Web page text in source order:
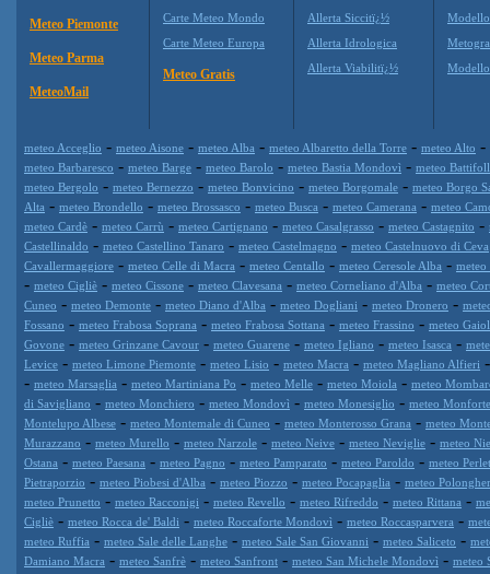
Meteo Piemonte
Meteo Parma
MeteoMail
Carte Meteo Mondo
Carte Meteo Europa
Meteo Gratis
Allerta Siccitï¿½
Allerta Idrologica
Allerta Viabilitï¿½
Modello
meteo Acceglio - meteo Aisone - meteo Alba - meteo Albaretto della Torre - meteo Alto -
meteo Barbaresco - meteo Barge - meteo Barolo - meteo Bastia Mondovì - meteo
meteo Bergolo - meteo Bernezzo - meteo Bonvicino - meteo Borgomale - meteo Borgo
Alta - meteo Brondello - meteo Brossasco - meteo Busca - meteo Camerana - meteo
meteo Cardè - meteo Carrù - meteo Cartignano - meteo Casalgrasso - meteo Castagnito -
Castellinaldo - meteo Castellino Tanaro - meteo Castelmagno - meteo Castelnuovo di Ceva
Cavallermaggiore - meteo Celle di Macra - meteo Centallo - meteo Ceresole Alba - meteo
- meteo Cigliè - meteo Cissone - meteo Clavesana - meteo Corneliano d'Alba - meteo
Cuneo - meteo Demonte - meteo Diano d'Alba - meteo Dogliani - meteo Dronero -
Fossano - meteo Frabosa Soprana - meteo Frabosa Sottana - meteo Frassino - meteo
Govone - meteo Grinzane Cavour - meteo Guarene - meteo Igliano - meteo Isasca -
Levice - meteo Limone Piemonte - meteo Lisio - meteo Macra - meteo Magliano Alfieri
- meteo Marsaglia - meteo Martiniana Po - meteo Melle - meteo Moiola - meteo
di Savigliano - meteo Monchiero - meteo Mondovì - meteo Monesiglio - meteo
Montelupo Albese - meteo Montemale di Cuneo - meteo Monterosso Grana - meteo
Murazzano - meteo Murello - meteo Narzole - meteo Neive - meteo Neviglie - meteo
Ostana - meteo Paesana - meteo Pagno - meteo Pamparato - meteo Paroldo - meteo
Pietraporzio - meteo Piobesi d'Alba - meteo Piozzo - meteo Pocapaglia - meteo
meteo Prunetto - meteo Racconigi - meteo Revello - meteo Rifreddo - meteo Rittana -
Cigliè - meteo Rocca de' Baldi - meteo Roccaforte Mondovì - meteo Roccasparvera -
meteo Ruffia - meteo Sale delle Langhe - meteo Sale San Giovanni - meteo Saliceto -
Damiano Macra - meteo Sanfrè - meteo Sanfront - meteo San Michele Mondovì - meteo